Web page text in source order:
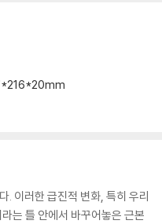
. 이러한 급진적 변화, 특히 우리
는 틀 안에서 바꾸어놓은 근본